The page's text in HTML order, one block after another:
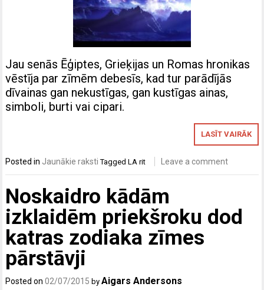
Jau senās Ēģiptes, Grieķijas un Romas hronikas
vēstīja par zīmēm debesīs, kad tur parādījās
dīvainas gan nekustīgas, gan kustīgas ainas,
simboli, burti vai cipari.
LASĪT VAIRĀK
Posted in Jaunākie raksti TaggedLA rit Leave a comment
Noskaidro kādām
izklaidēm priekšroku dod
katras zodiaka zīmes
pārstāvji
Posted on02/07/2015 byAigars Andersons